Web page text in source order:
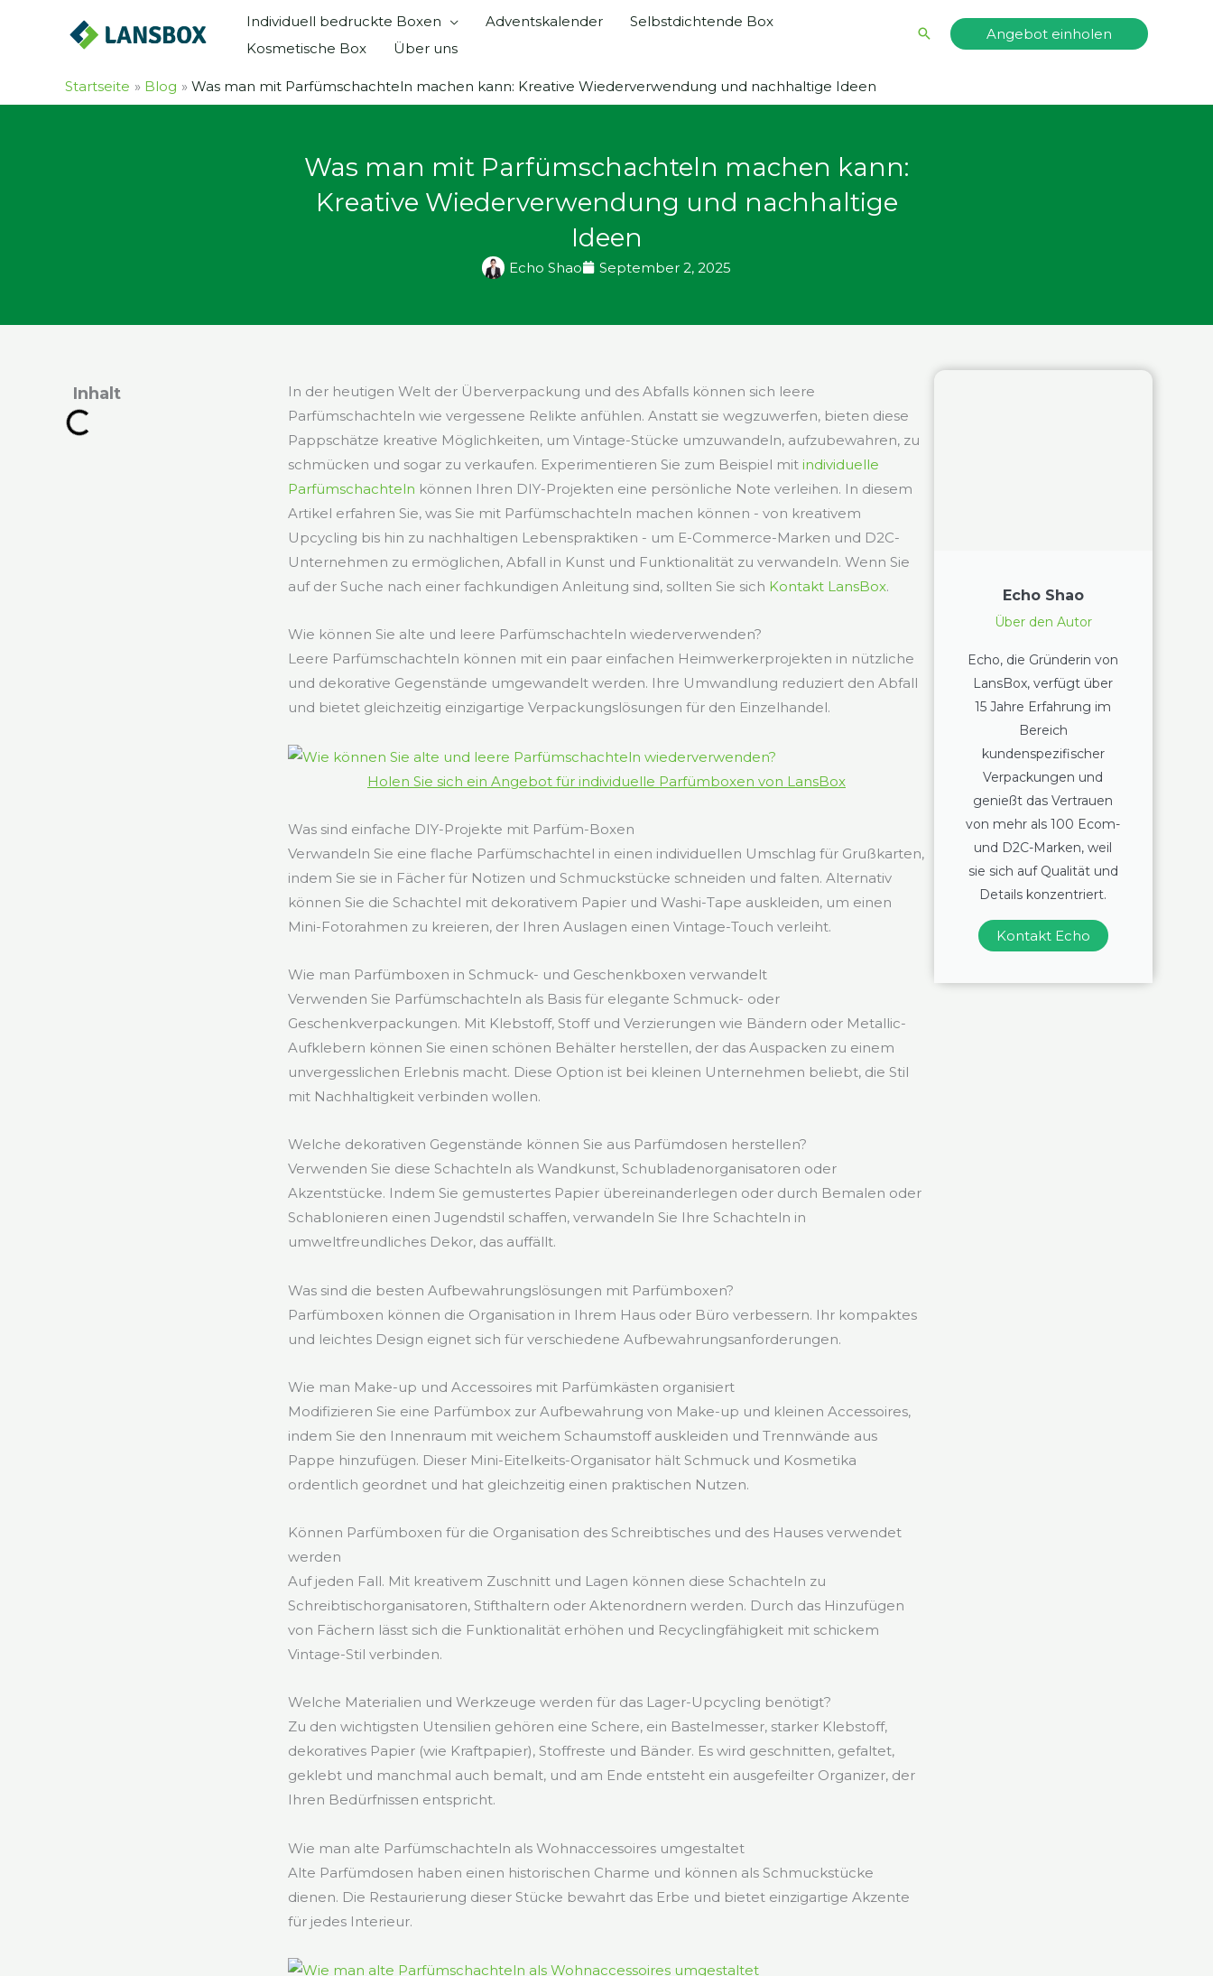
Individuell bedruckte Boxen Adventskalender
Selbstdichtende Box
Kosmetische Box
Über uns
Suche Angebot einholen
Startseite Blog Was man mit Parfümschachteln machen kann: Kreative Wiederverwendung und nachhaltige Ideen
Was man mit Parfümschachteln machen kann:
Kreative Wiederverwendung und nachhaltige
Ideen
Echo Shao September 2, 2025
Inhalt
In der heutigen Welt der Überverpackung und des Abfalls können sich leere
Parfümschachteln wie vergessene Relikte anfühlen. Anstatt sie wegzuwerfen, bieten diese
Pappschätze kreative Möglichkeiten, um Vintage-Stücke umzuwandeln, aufzubewahren, zu
schmücken und sogar zu verkaufen. Experimentieren Sie zum Beispiel mitindividuelle
Parfümschachteln können Ihren DIY-Projekten eine persönliche Note verleihen. In diesem
Artikel erfahren Sie, was Sie mit Parfümschachteln machen können - von kreativem
Upcycling bis hin zu nachhaltigen Lebenspraktiken - um E-Commerce-Marken und D2C-
Unternehmen zu ermöglichen, Abfall in Kunst und Funktionalität zu verwandeln. Wenn Sie
auf der Suche nach einer fachkundigen Anleitung sind, sollten Sie sich Kontakt LansBox.
Wie können Sie alte und leere Parfümschachteln wiederverwenden?
Leere Parfümschachteln können mit ein paar einfachen Heimwerkerprojekten in nützliche
und dekorative Gegenstände umgewandelt werden. Ihre Umwandlung reduziert den Abfall
und bietet gleichzeitig einzigartige Verpackungslösungen für den Einzelhandel.
Holen Sie sich ein Angebot für individuelle Parfümboxen von LansBox
Was sind einfache DIY-Projekte mit Parfüm-Boxen
Verwandeln Sie eine flache Parfümschachtel in einen individuellen Umschlag für Grußkarten,
indem Sie sie in Fächer für Notizen und Schmuckstücke schneiden und falten. Alternativ
können Sie die Schachtel mit dekorativem Papier und Washi-Tape auskleiden, um einen
Mini-Fotorahmen zu kreieren, der Ihren Auslagen einen Vintage-Touch verleiht.
Wie man Parfümboxen in Schmuck- und Geschenkboxen verwandelt
Verwenden Sie Parfümschachteln als Basis für elegante Schmuck- oder
Geschenkverpackungen. Mit Klebstoff, Stoff und Verzierungen wie Bändern oder Metallic-
Aufklebern können Sie einen schönen Behälter herstellen, der das Auspacken zu einem
unvergesslichen Erlebnis macht. Diese Option ist bei kleinen Unternehmen beliebt, die Stil
mit Nachhaltigkeit verbinden wollen.
Welche dekorativen Gegenstände können Sie aus Parfümdosen herstellen?
Verwenden Sie diese Schachteln als Wandkunst, Schubladenorganisatoren oder
Akzentstücke. Indem Sie gemustertes Papier übereinanderlegen oder durch Bemalen oder
Schablonieren einen Jugendstil schaffen, verwandeln Sie Ihre Schachteln in
umweltfreundliches Dekor, das auffällt.
Was sind die besten Aufbewahrungslösungen mit Parfümboxen?
Parfümboxen können die Organisation in Ihrem Haus oder Büro verbessern. Ihr kompaktes
und leichtes Design eignet sich für verschiedene Aufbewahrungsanforderungen.
Wie man Make-up und Accessoires mit Parfümkästen organisiert
Modifizieren Sie eine Parfümbox zur Aufbewahrung von Make-up und kleinen Accessoires,
indem Sie den Innenraum mit weichem Schaumstoff auskleiden und Trennwände aus
Pappe hinzufügen. Dieser Mini-Eitelkeits-Organisator hält Schmuck und Kosmetika
ordentlich geordnet und hat gleichzeitig einen praktischen Nutzen.
Können Parfümboxen für die Organisation des Schreibtisches und des Hauses verwendet
werden
Auf jeden Fall. Mit kreativem Zuschnitt und Lagen können diese Schachteln zu
Schreibtischorganisatoren, Stifthaltern oder Aktenordnern werden. Durch das Hinzufügen
von Fächern lässt sich die Funktionalität erhöhen und Recyclingfähigkeit mit schickem
Vintage-Stil verbinden.
Welche Materialien und Werkzeuge werden für das Lager-Upcycling benötigt?
Zu den wichtigsten Utensilien gehören eine Schere, ein Bastelmesser, starker Klebstoff,
dekoratives Papier (wie Kraftpapier), Stoffreste und Bänder. Es wird geschnitten, gefaltet,
geklebt und manchmal auch bemalt, und am Ende entsteht ein ausgefeilter Organizer, der
Ihren Bedürfnissen entspricht.
Wie man alte Parfümschachteln als Wohnaccessoires umgestaltet
Alte Parfümdosen haben einen historischen Charme und können als Schmuckstücke
dienen. Die Restaurierung dieser Stücke bewahrt das Erbe und bietet einzigartige Akzente
für jedes Interieur.
Echo Shao
Über den Autor
Echo, die Gründerin von
LansBox, verfügt über
15 Jahre Erfahrung im
Bereich
kundenspezifischer
Verpackungen und
genießt das Vertrauen
von mehr als 100 Ecom-
und D2C-Marken, weil
sie sich auf Qualität und
Details konzentriert.
Kontakt Echo